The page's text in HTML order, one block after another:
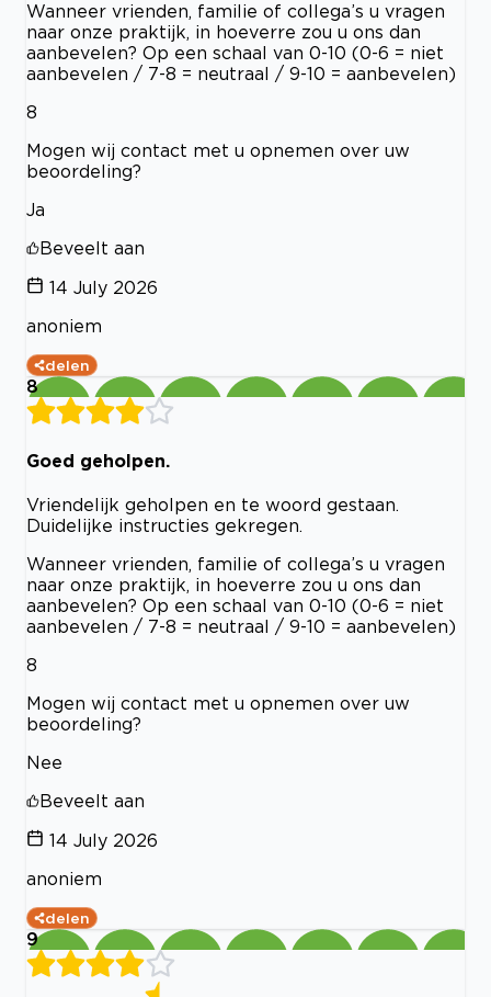
Wanneer vrienden, familie of collega’s u vragen
naar onze praktijk, in hoeverre zou u ons dan
aanbevelen? Op een schaal van 0-10 (0-6 = niet
aanbevelen / 7-8 = neutraal / 9-10 = aanbevelen)
8
Mogen wij contact met u opnemen over uw
beoordeling?
Ja
Beveelt aan
14 July 2026
anoniem
delen
8
Goed geholpen.
Vriendelijk geholpen en te woord gestaan.
Duidelijke instructies gekregen.
Wanneer vrienden, familie of collega’s u vragen
naar onze praktijk, in hoeverre zou u ons dan
aanbevelen? Op een schaal van 0-10 (0-6 = niet
aanbevelen / 7-8 = neutraal / 9-10 = aanbevelen)
8
Mogen wij contact met u opnemen over uw
beoordeling?
Nee
Beveelt aan
14 July 2026
anoniem
delen
9